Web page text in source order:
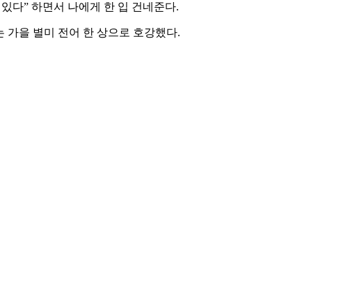
다” 하면서 나에게 한 입 건네준다.
가을 별미 전어 한 상으로 호강했다.